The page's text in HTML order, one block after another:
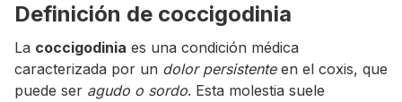
Definición de coccigodinia
La coccigodinia es una condición médica
caracterizada por un dolor persistenteen el coxis, que
puede ser agudo o sordo. Esta molestia suele